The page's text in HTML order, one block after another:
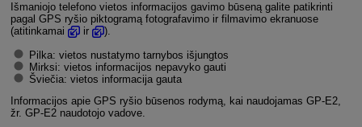
Išmaniojo telefono vietos informacijos gavimo būseną galite patikrinti
pagal GPS ryšio piktogramą fotografavimo ir filmavimo ekranuose
(atitinkamai
ir
).
Pilka: vietos nustatymo tarnybos išjungtos
Mirksi: vietos informacijos nepavyko gauti
Šviečia: vietos informacija gauta
Informacijos apie GPS ryšio būsenos rodymą, kai naudojamas GP-E2,
žr. GP-E2naudotojo vadove.